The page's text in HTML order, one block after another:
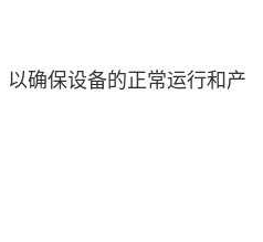
确保设备的正常运行和产